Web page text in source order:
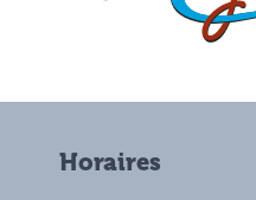
Horaires